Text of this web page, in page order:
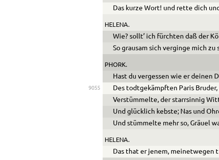
Das kurze Wort! und rette dich
HELENA.
Wie? sollt’ ich fürchten daß der
So grausam sich verginge mich zu
PHORK.
Hast du vergessen wie er deinen
9055
Des todtgekämpften Paris
Verstümmelte, der starrsinnig
Und glücklich kebste; Nas und
Und stümmelte mehr so, Gräuel
HELENA.
Das that er jenem, meinetwegen